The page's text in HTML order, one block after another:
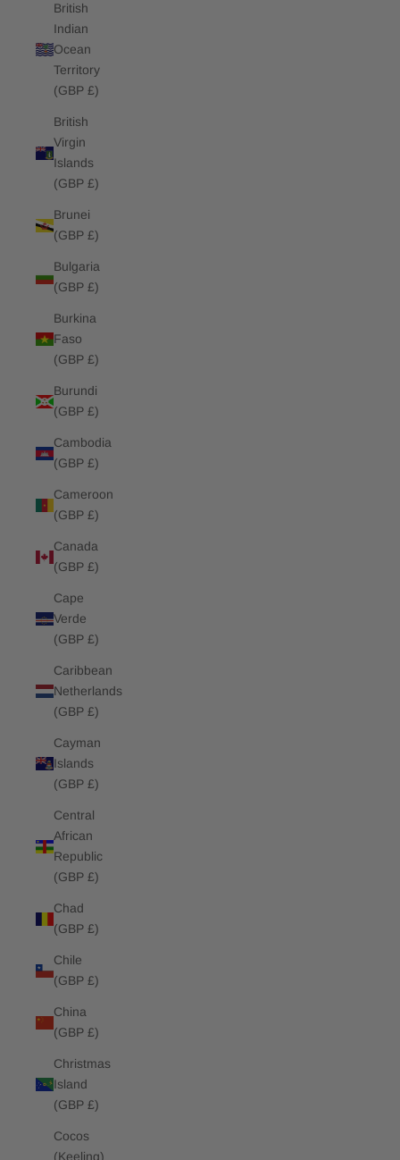
British
Indian
Ocean
Territory
(GBP £)
British
Virgin
Islands
(GBP £)
Brunei
(GBP £)
Bulgaria
(GBP £)
Burkina
Faso
(GBP £)
Burundi
(GBP £)
Cambodia
(GBP £)
Cameroon
(GBP £)
Canada
(GBP £)
Cape
Verde
(GBP £)
Caribbean
Netherlands
(GBP £)
Cayman
Islands
(GBP £)
Central
African
Republic
(GBP £)
Chad
(GBP £)
Chile
(GBP £)
China
(GBP £)
Christmas
Island
(GBP £)
Cocos
(Keeling)